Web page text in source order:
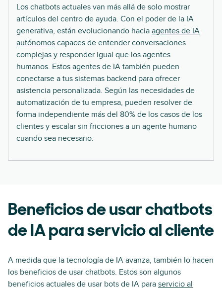
Los chatbots actuales van más allá de solo mostrar
artículos del centro de ayuda. Con el poder de la IA
generativa, están evolucionando hacia agentes de IA
autónomos capaces de entender conversaciones
complejas y responder igual que los agentes
humanos. Estos agentes de IA también pueden
conectarse a tus sistemas backend para ofrecer
asistencia personalizada. Según las necesidades de
automatización de tu empresa, pueden resolver de
forma independiente más del 80% de los casos de los
clientes y escalar sin fricciones a un agente humano
cuando sea necesario.
Beneficios de usar chatbots
de IA para servicio al cliente
A medida que la tecnología de IA avanza, también lo hacen
los beneficios de usar chatbots. Estos son algunos
beneficios actuales de usar bots de IA para servicio al